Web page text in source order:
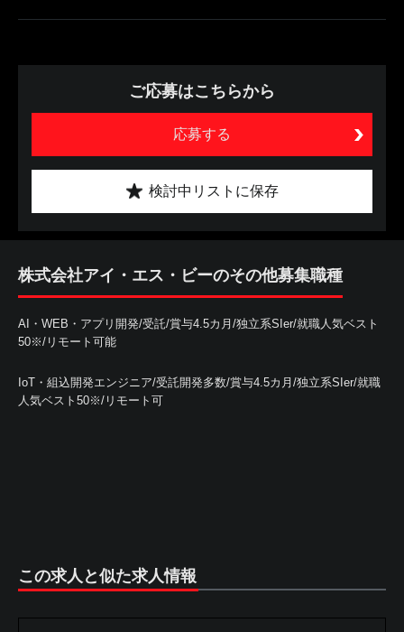
ご応募はこちらから
応募する
検討中リストに保存
株式会社アイ・エス・ビーのその他募集職種
AI・WEB・アプリ開発/受託/賞与4.5カ月/独立系SIer/就職人気ベスト
50※/リモート可能
IoT・組込開発エンジニア/受託開発多数/賞与4.5カ月/独立系SIer/就職
人気ベスト50※/リモート可
この求人と似た求人情報